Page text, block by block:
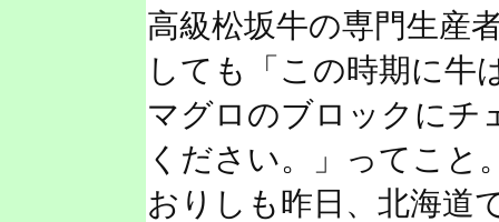
高級松坂牛の専門生産
しても「この時期に牛
マグロのブロックにチ
ください。」ってこと
おりしも昨日、北海道